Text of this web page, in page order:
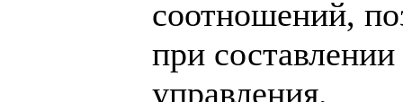
соотношений,
при
управления.